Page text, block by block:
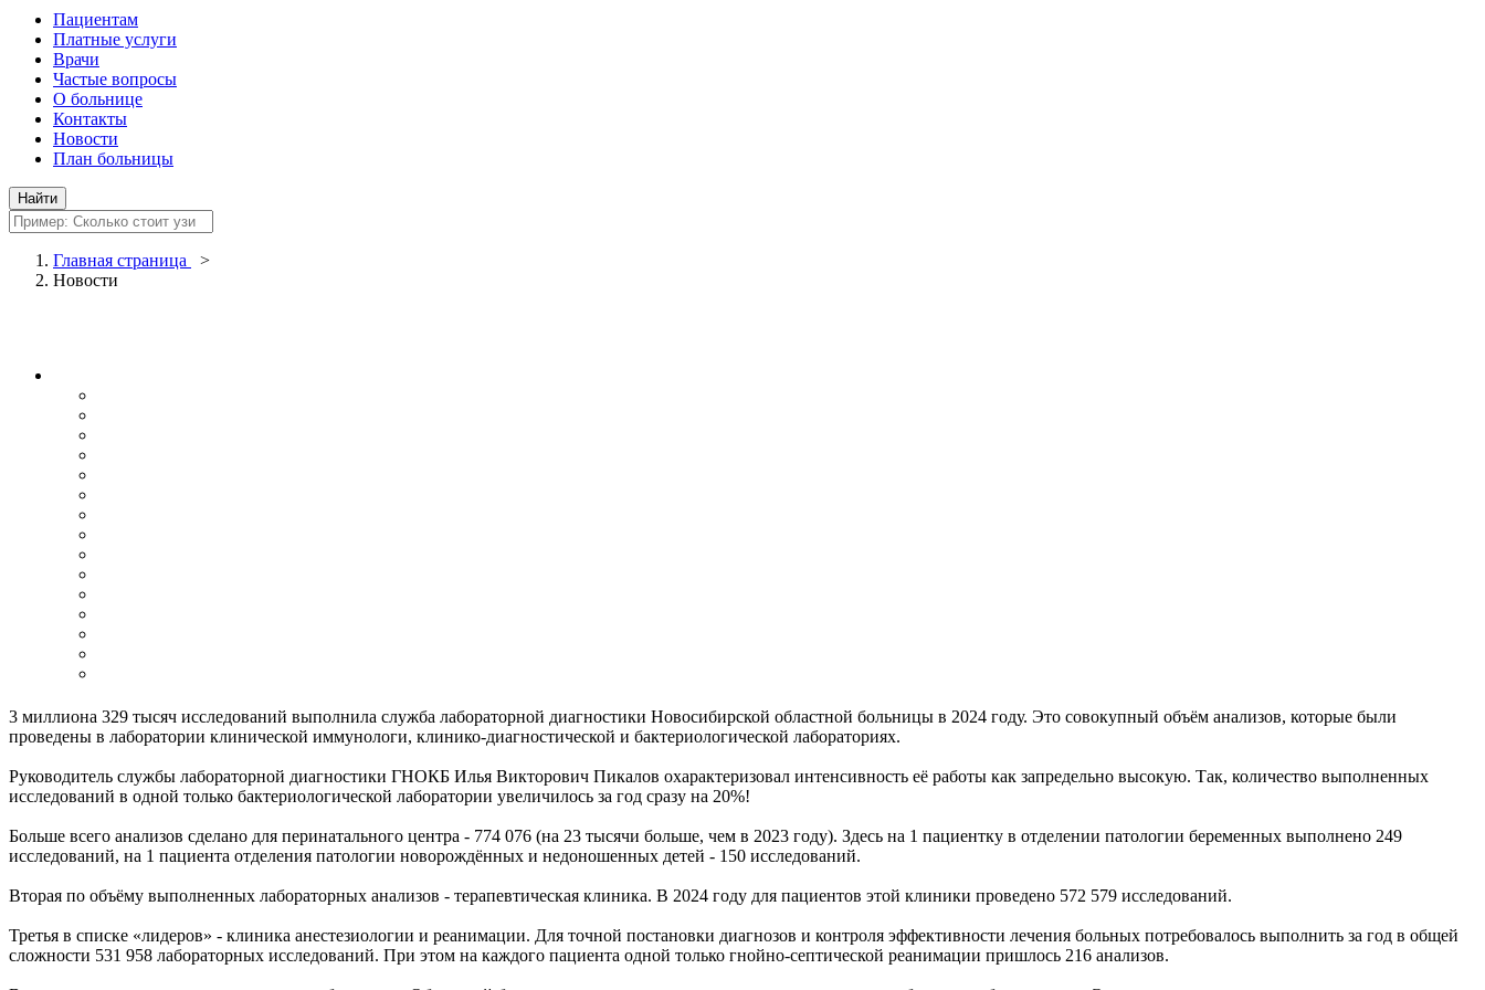
Пациентам
Платные услуги
Врачи
Частые вопросы
О больнице
Контакты
Новости
План больницы
Главная страница
>
Новости
3 миллиона 329 тысяч исследований выполнила служба лабораторной диагностики Новосибирской областной больницы в 2024 году. Это совокупный объём анализов, которые были
проведены в лаборатории клинической иммунологи, клинико-диагностической и бактериологической лабораториях.
Руководитель службы лабораторной диагностики ГНОКБ Илья Викторович Пикалов охарактеризовал интенсивность её работы как запредельно высокую. Так, количество выполненных
исследований в одной только бактериологической лаборатории увеличилось за год сразу на 20%!
Больше всего анализов сделано для перинатального центра - 774 076 (на 23 тысячи больше, чем в 2023 году). Здесь на 1 пациентку в отделении патологии беременных выполнено 249
исследований, на 1 пациента отделения патологии новорождённых и недоношенных детей - 150 исследований.
Вторая по объёму выполненных лабораторных анализов - терапевтическая клиника. В 2024 году для пациентов этой клиники проведено 572 579 исследований.
Третья в списке «лидеров» - клиника анестезиологии и реанимации. Для точной постановки диагнозов и контроля эффективности лечения больных потребовалось выполнить за год в общей
сложности 531 958 лабораторных исследований. При этом на каждого пациента одной только гнойно-септической реанимации пришлось 216 анализов.